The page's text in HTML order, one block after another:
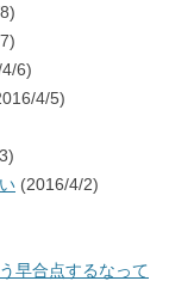
6)
4/5)
(2016/4/2)
早合点するなって